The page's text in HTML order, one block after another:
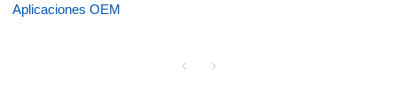
Aplicaciones OEM